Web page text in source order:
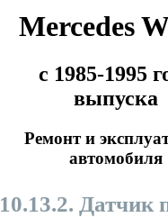
Mercedes
с 1985-1995
выпуска
Ремонт и
автомобиля
10.13.2. Датчик